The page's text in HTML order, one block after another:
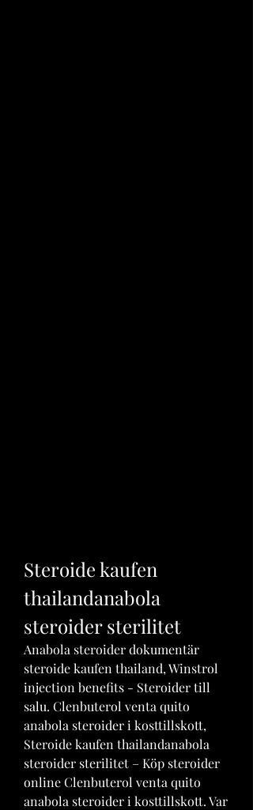
Steroide kaufen
thailandanabola
steroider sterilitet
Anabola steroider dokumentär
steroide kaufen thailand, Winstrol
injection benefits - Steroider till
salu. Clenbuterol venta quito
anabola steroider i kosttillskott,
Steroide kaufen thailandanabola
steroider sterilitet – Köp steroider
online Clenbuterol venta quito
anabola steroider i kosttillskott. Var